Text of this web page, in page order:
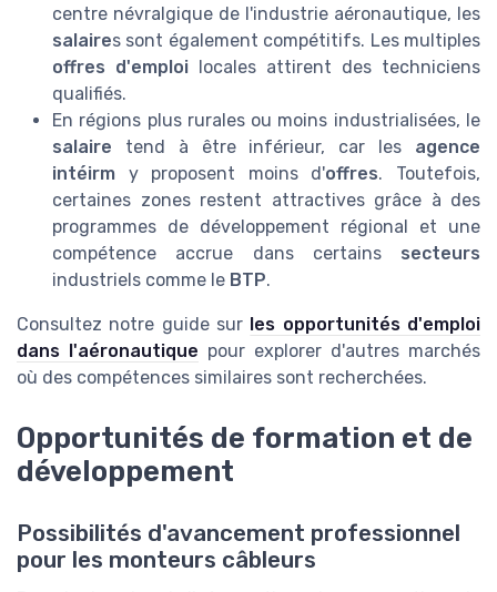
centre névralgique de l'industrie aéronautique, les
salaires sont également compétitifs. Les multiples
offres d'emploi locales attirent des techniciens
qualifiés.
En régions plus rurales ou moins industrialisées, le
salaire tend à être inférieur, car les agence
intéirm y proposent moins d'offres. Toutefois,
certaines zones restent attractives grâce à des
programmes de développement régional et une
compétence accrue dans certains secteurs
industriels comme le BTP.
Consultez notre guide sur les opportunités d'emploi
dans l'aéronautique pour explorer d'autres marchés
où des compétences similaires sont recherchées.
Opportunités de formation et de
développement
Possibilités d'avancement professionnel
pour les monteurs câbleurs